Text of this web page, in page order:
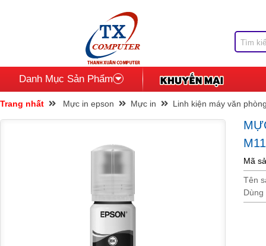
Danh Mục Sản Phẩm
Trang nhất Mực in epson Mực in Linh kiện máy văn
Mã
Tên
Dùng